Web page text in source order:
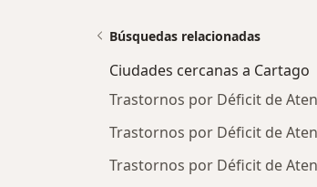
Búsquedas relacionadas
Ciudades cercanas a Cartago
Trastornos por Déficit de
Trastornos por Déficit de
Trastornos por Déficit de